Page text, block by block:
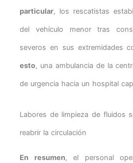
particular, los rescatistas
del vehículo menor tras
severos en sus extremidades
esto, una ambulancia de la
de urgencia hacia un hospital
Labores de limpieza de fluidos
reabrir la circulación
En resumen, el personal